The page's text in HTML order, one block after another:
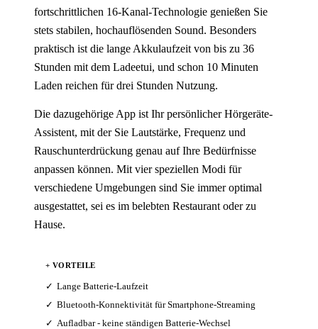
fortschrittlichen 16-Kanal-Technologie genießen Sie
stets stabilen, hochauflösenden Sound. Besonders
praktisch ist die lange Akkulaufzeit von bis zu 36
Stunden mit dem Ladeetui, und schon 10 Minuten
Laden reichen für drei Stunden Nutzung.
Die dazugehörige App ist Ihr persönlicher Hörgeräte-
Assistent, mit der Sie Lautstärke, Frequenz und
Rauschunterdrückung genau auf Ihre Bedürfnisse
anpassen können. Mit vier speziellen Modi für
verschiedene Umgebungen sind Sie immer optimal
ausgestattet, sei es im belebten Restaurant oder zu
Hause.
+ VORTEILE
Lange Batterie-Laufzeit
Bluetooth-Konnektivität für Smartphone-Streaming
Aufladbar - keine ständigen Batterie-Wechsel